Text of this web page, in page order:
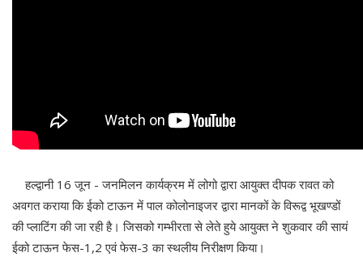
हल्द्वानी 16 जून - जनमिलन कार्यक्रम में लोगो द्वारा आयुक्त दीपक रावत को
अवगत कराया कि ईको टाऊन में पाल कोलोनाइजर द्वारा मानकों के विरूद्व भूखण्डों
की प्लाटिंग की जा रही है। जिसको गम्भीरता से लेते हुये आयुक्त ने शुकवार की सायं
ईको टाऊन फेस-1,2 एवं फेस-3 का स्थलीय निरीक्षण किया।